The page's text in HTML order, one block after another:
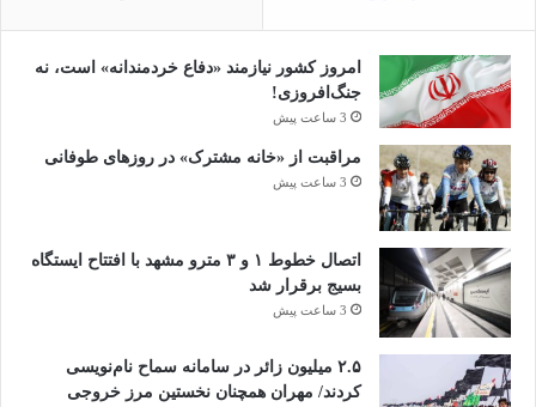
امروز کشور نیازمند «دفاع خردمندانه» است، نه
جنگ‌افروزی!
3 ساعت پیش
مراقبت از «خانه مشترک» در روزهای طوفانی
3 ساعت پیش
اتصال خطوط ۱ و ۳ مترو مشهد با افتتاح ایستگاه
بسیج برقرار شد
3 ساعت پیش
۲.۵ میلیون زائر در سامانه سماح نام‌نویسی
کردند/ مهران همچنان نخستین مرز خروجی